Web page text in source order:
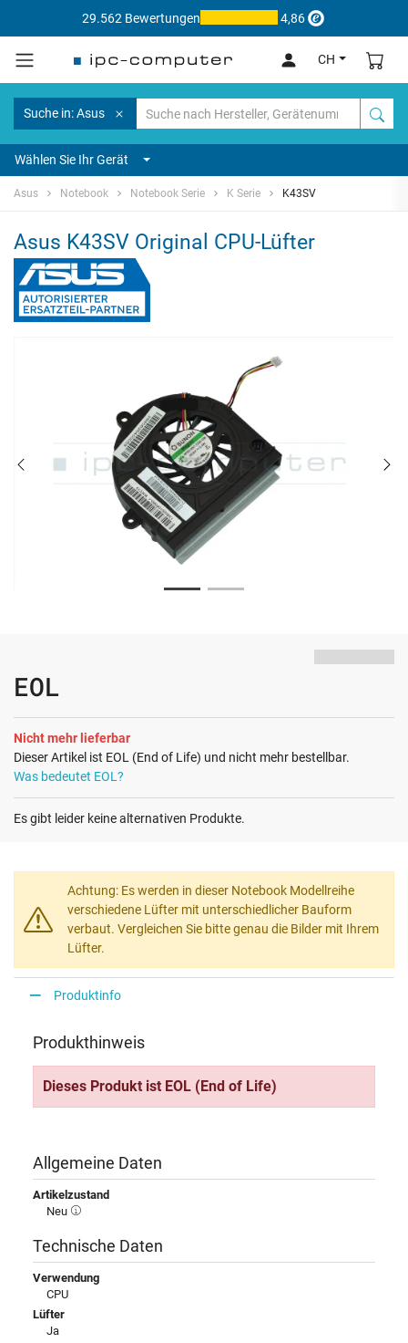
29.562 Bewertungen 4,86
CH
Suche in: Asus
Wählen Sie Ihr Gerät
Asus Notebook Notebook Serie K Serie K43SV
Asus K43SV Original CPU-Lüfter
EOL
Nicht mehr lieferbar
Dieser Artikel ist EOL (End of Life) und nicht mehr bestellbar.
Was bedeutet EOL?
Es gibt leider keine alternativen Produkte.
Achtung: Es werden in dieser Notebook Modellreihe
verschiedene Lüfter mit unterschiedlicher Bauform
verbaut. Vergleichen Sie bitte genau die Bilder mit Ihrem
Lüfter.
Produktinfo
Produkthinweis
Dieses Produkt ist EOL (End of Life)
Allgemeine Daten
Artikelzustand
Neu
Technische Daten
Verwendung
CPU
Lüfter
Ja